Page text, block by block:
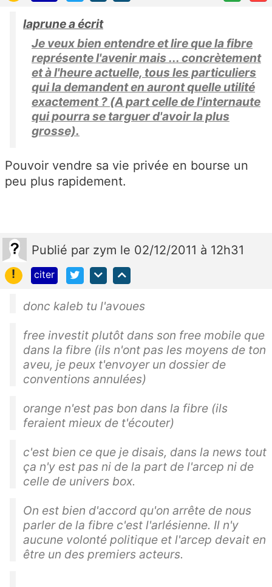
laprune a écrit
Je veux bien entendre et lire que la fibre
représente l'avenir mais ... concrètement
et à l'heure actuelle, tous les particuliers
qui la demandent en auront quelle utilité
exactement ? (A part celle de l'internaute
qui pourra se targuer d'avoir la plus
grosse).
Pouvoir vendre sa vie privée en bourse un
peu plus rapidement.
Publié par zym le 02/12/2011 à 12h31
!
citer
donc kaleb tu l'avoues
free investit plutôt dans son free mobile que
dans la fibre (ils n'ont pas les moyens de ton
aveu, je peux t'envoyer un dossier de
conventions annulées)
orange n'est pas bon dans la fibre (ils
feraient mieux de t'écouter)
c'est bien ce que je disais, dans la news tout
ça n'y est pas ni de la part de l'arcep ni de
celle de univers box.
On est bien d'accord qu'on arrête de nous
parler de la fibre c'est l'arlésienne. Il n'y
aucune volonté politique et l'arcep devait en
être un des premiers acteurs.